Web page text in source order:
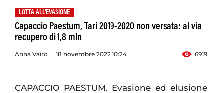
LOTTA ALL'EVASIONE
Capaccio Paestum, Tari 2019-2020 non versata: al via
recupero di 1,8 mln
Anna Vairo 18 novembre 2022 10:24 6919
CAPACCIO PAESTUM. Evasione ed elusione